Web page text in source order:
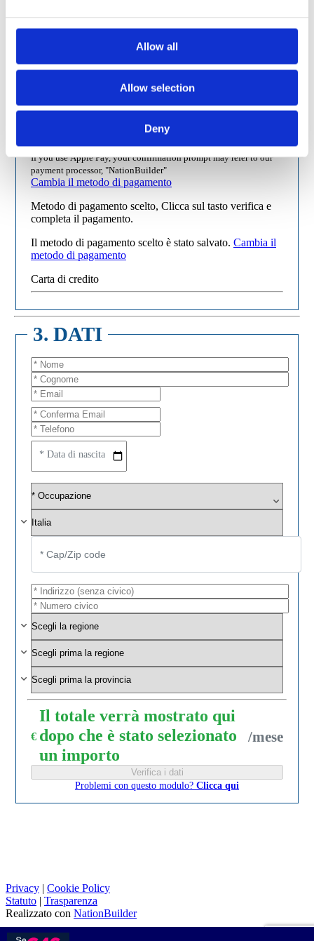
Allow all
Allow selection
Deny
mediante newsletter, tecniche di comunicazione a distanza o strumenti di contatto
ACCONSENTO
NON ACCONSENTO
If you use Apple Pay, your confirmation prompt may refer to our
payment processor, "NationBuilder"
Cambia il metodo di pagamento
Metodo di pagamento scelto, Clicca sul tasto verifica e
completa il pagamento.
Il metodo di pagamento scelto è stato salvato. Cambia il
metodo di pagamento
Carta di credito
3. DATI
* Data di nascita
€
Il totale verrà mostrato qui
dopo che è stato selezionato
un importo
/mese
Problemi con questo modulo? Clicca qui
Privacy | Cookie Policy
Statuto | Trasparenza
Realizzato con NationBuilder